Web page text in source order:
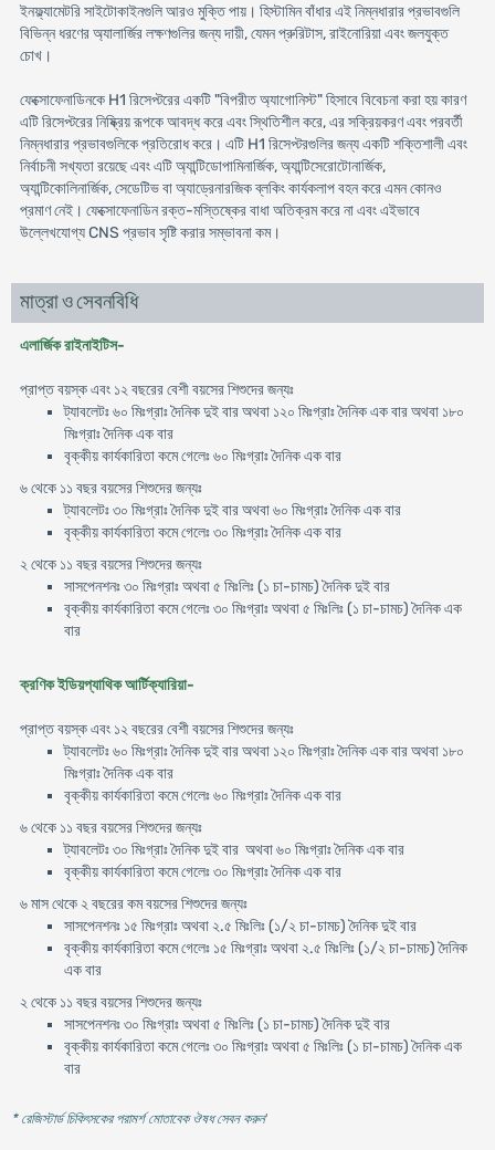
ইনফ্ল্যামেটরি সাইটোকাইনগুলি আরও মুক্তি পায়। হিস্টামিন বাঁধার এই নিম্নধারার প্রভাবগুলি
বিভিন্ন ধরণের অ্যালার্জির লক্ষণগুলির জন্য দায়ী, যেমন প্রুরিটাস, রাইনোরিয়া এবং জলযুক্ত
চোখ।
ফেক্সোফেনাডিনকে H1 রিসেপ্টরের একটি "বিপরীত অ্যাগোনিস্ট" হিসাবে বিবেচনা করা হয় কারণ
এটি রিসেপ্টরের নিষ্ক্রিয় রূপকে আবদ্ধ করে এবং স্থিতিশীল করে, এর সক্রিয়করণ এবং পরবর্তী
নিম্নধারার প্রভাবগুলিকে প্রতিরোধ করে। এটি H1 রিসেপ্টরগুলির জন্য একটি শক্তিশালী এবং
নির্বাচনী সখ্যতা রয়েছে এবং এটি অ্যান্টিডোপামিনার্জিক, অ্যান্টিসেরোটোনার্জিক,
অ্যান্টিকোলিনার্জিক, সেডেটিভ বা অ্যাড্রেনারজিক ব্লকিং কার্যকলাপ বহন করে এমন কোনও
প্রমাণ নেই। ফেক্সোফেনাডিন রক্ত-মস্তিষ্কের বাধা অতিক্রম করে না এবং এইভাবে
উল্লেখযোগ্য CNS প্রভাব সৃষ্টি করার সম্ভাবনা কম।
মাত্রা ও সেবনবিধি
এলার্জিক রাইনাইটিস-
প্রাপ্ত বয়স্ক এবং ১২ বছরের বেশী বয়সের শিশুদের জন্যঃ
ট্যাবলেটঃ ৬০ মিঃগ্রাঃ দৈনিক দুই বার অথবা ১২০ মিঃগ্রাঃ দৈনিক এক বার অথবা ১৮০
মিঃগ্রাঃ দৈনিক এক বার
বৃক্কীয় কার্যকারিতা কমে গেলেঃ ৬০ মিঃগ্রাঃ দৈনিক এক বার
৬ থেকে ১১ বছর বয়সের শিশুদের জন্যঃ
ট্যাবলেটঃ ৩০ মিঃগ্রাঃ দৈনিক দুই বার অথবা ৬০ মিঃগ্রাঃ দৈনিক এক বার
বৃক্কীয় কার্যকারিতা কমে গেলেঃ ৩০ মিঃগ্রাঃ দৈনিক এক বার
২ থেকে ১১ বছর বয়সের শিশুদের জন্যঃ
সাসপেনশনঃ ৩০ মিঃগ্রাঃ অথবা ৫ মিঃলিঃ (১ চা-চামচ) দৈনিক দুই বার
বৃক্কীয় কার্যকারিতা কমে গেলেঃ ৩০ মিঃগ্রাঃ অথবা ৫ মিঃলিঃ (১ চা-চামচ) দৈনিক এক
বার
ক্রণিক ইডিয়প্যাথিক আর্টিক্যারিয়া-
প্রাপ্ত বয়স্ক এবং ১২ বছরের বেশী বয়সের শিশুদের জন্যঃ
ট্যাবলেটঃ ৬০ মিঃগ্রাঃ দৈনিক দুই বার অথবা ১২০ মিঃগ্রাঃ দৈনিক এক বার অথবা ১৮০
মিঃগ্রাঃ দৈনিক এক বার
বৃক্কীয় কার্যকারিতা কমে গেলেঃ ৬০ মিঃগ্রাঃ দৈনিক এক বার
৬ থেকে ১১ বছর বয়সের শিশুদের জন্যঃ
ট্যাবলেটঃ ৩০ মিঃগ্রাঃ দৈনিক দুই বার অথবা ৬০ মিঃগ্রাঃ দৈনিক এক বার
বৃক্কীয় কার্যকারিতা কমে গেলেঃ ৩০ মিঃগ্রাঃ দৈনিক এক বার
৬ মাস থেকে ২ বছরের কম বয়সের শিশুদের জন্যঃ
সাসপেনশনঃ ১৫ মিঃগ্রাঃ অথবা ২.৫ মিঃলিঃ (১/২ চা-চামচ) দৈনিক দুই বার
বৃক্কীয় কার্যকারিতা কমে গেলেঃ ১৫ মিঃগ্রাঃ অথবা ২.৫ মিঃলিঃ (১/২ চা-চামচ) দৈনিক
এক বার
২ থেকে ১১ বছর বয়সের শিশুদের জন্যঃ
সাসপেনশনঃ ৩০ মিঃগ্রাঃ অথবা ৫ মিঃলিঃ (১ চা-চামচ) দৈনিক দুই বার
বৃক্কীয় কার্যকারিতা কমে গেলেঃ ৩০ মিঃগ্রাঃ অথবা ৫ মিঃলিঃ (১ চা-চামচ) দৈনিক এক
বার
* রেজিস্টার্ড চিকিৎসকের পরামর্শ মোতাবেক ঔষধ সেবন করুন'